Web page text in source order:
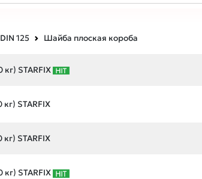
125 Шайба плоская короба
STARFIX
STARFIX
STARFIX
STARFIX